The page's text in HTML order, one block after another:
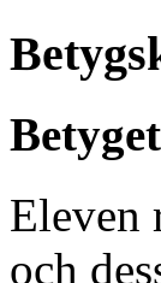
Eleven
och